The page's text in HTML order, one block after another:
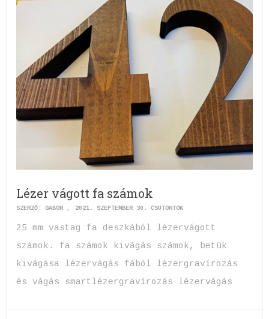
Lézer vágott fa számok
SZERZŐ:GABOR 2021. SZEPTEMBER 30. CSÜTÖRTÖK
25 mm vastag fa deszkából lézervágott
számok. fa számok kivágás számok, betük
kivágása lézervágás fából lézergravírozás
és vágás smartlézergravírozás lézervágás